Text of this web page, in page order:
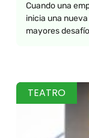
Cuando una
inicia una
mayores
TEATRO